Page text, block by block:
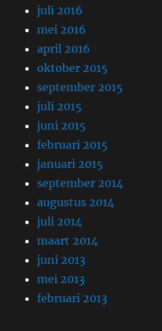
juli 2016
mei 2016
april 2016
oktober 2015
september 2015
juli 2015
juni 2015
februari 2015
januari 2015
september 2014
augustus 2014
juli 2014
maart 2014
juni 2013
mei 2013
februari 2013